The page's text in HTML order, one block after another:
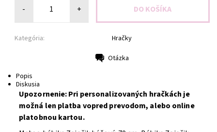
- +
Kategória: Hračky
Otázka
Popis
Diskusia
Upozornenie: Pri personalizovaných hračkách je
možná len platba vopred prevodom, alebo online
platobnou kartou.